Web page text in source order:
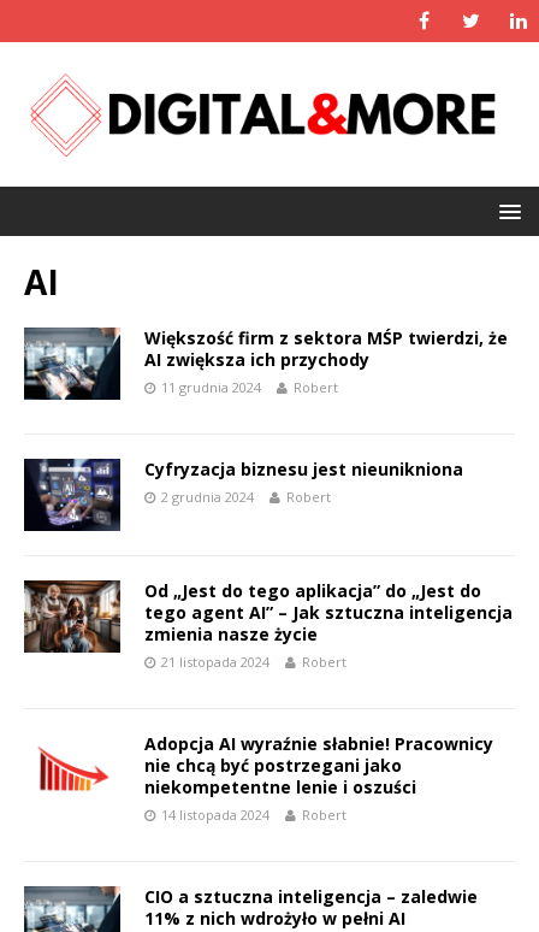
AI
Większość firm z sektora MŚP twierdzi, że
AI zwiększa ich przychody
11 grudnia 2024 Robert
Cyfryzacja biznesu jest nieunikniona
2 grudnia 2024 Robert
Od „Jest do tego aplikacja” do „Jest do
tego agent AI” – Jak sztuczna inteligencja
zmienia nasze życie
21 listopada 2024 Robert
Adopcja AI wyraźnie słabnie! Pracownicy
nie chcą być postrzegani jako
niekompetentne lenie i oszuści
14 listopada 2024 Robert
CIO a sztuczna inteligencja – zaledwie
11% z nich wdrożyło w pełni AI